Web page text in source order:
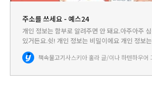
주소를 쓰세요 - 예스24
개인 정보는 함부로 알려주면 안 돼요.아주아주
있거든요.쉿! 개인 정보는 비밀이에요 개인 정보
엇인지, 어디에 사는지, 무슨 학교를 다니는지, 또
을 하는지 등을 알 수 있는 여러분 자신의 정보를
책속물고기사스키아 훌라 글/이나 하텐하우어